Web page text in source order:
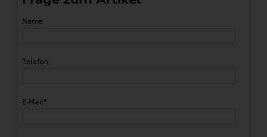
Name
Telefon
E-Mail*